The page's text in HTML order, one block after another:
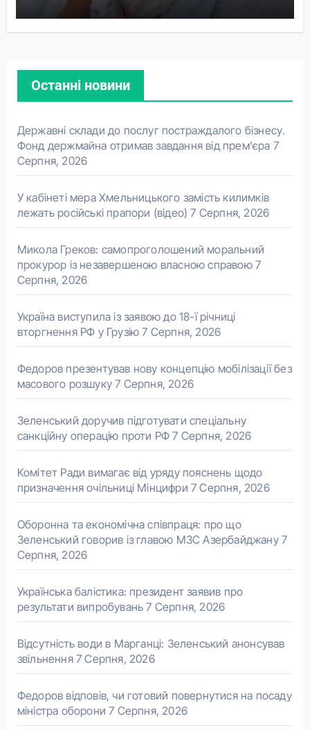
Останні новини
Державні склади до послуг постраждалого бізнесу.
Фонд держмайна отримав завдання від прем’єра 7
Серпня, 2026
У кабінеті мера Хмельницького замість килимків
лежать російські прапори (відео) 7 Серпня, 2026
Микола Греков: самопроголошений моральний
прокурор із незавершеною власною справою 7
Серпня, 2026
Україна виступила із заявою до 18-ї річниці
вторгнення РФ у Грузію 7 Серпня, 2026
Федоров презентував нову концепцію мобілізації без
масового розшуку 7 Серпня, 2026
Зеленський доручив підготувати спеціальну
санкційну операцію проти РФ 7 Серпня, 2026
Комітет Ради вимагає від уряду пояснень щодо
призначення очільниці Мінцифри 7 Серпня, 2026
Оборонна та економічна співпраця: про що
Зеленський говорив із главою МЗС Азербайджану 7
Серпня, 2026
Українська балістика: президент заявив про
результати випробувань 7 Серпня, 2026
Відсутність води в Марганці: Зеленський анонсував
звільнення 7 Серпня, 2026
Федоров відповів, чи готовий повернутися на посаду
міністра оборони 7 Серпня, 2026